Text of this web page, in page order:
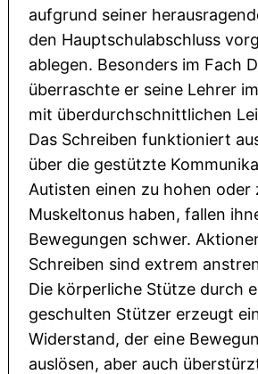
aufgrund seiner
den Hauptschulabschluss
ablegen. Besonders im Fach
überraschte er seine Lehrer
mit überdurchschnittlichen
Das Schreiben funktioniert
über die gestützte
Autisten einen zu hohen oder
Muskeltonus haben, fallen
Bewegungen schwer.
Schreiben sind extrem
Die körperliche Stütze durch
geschulten Stützer erzeugt
Widerstand, der eine
auslösen, aber auch